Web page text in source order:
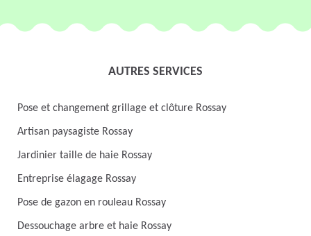
AUTRES SERVICES
Pose et changement grillage et clôture Rossay
Artisan paysagiste Rossay
Jardinier taille de haie Rossay
Entreprise élagage Rossay
Pose de gazon en rouleau Rossay
Dessouchage arbre et haie Rossay